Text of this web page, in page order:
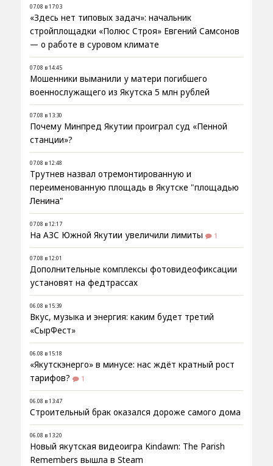
07.08 в 17:03
«Здесь нет типовых задач»: начальник
стройплощадки «Полюс Строя» Евгений Самсонов
— о работе в суровом климате
07.08 в 14:45
Мошенники выманили у матери погибшего
военнослужащего из Якутска 5 млн рублей
07.08 в 13:30
Почему Минпред Якутии проиграл суд «Пенной
станции»?
07.08 в 12:48
Трутнев назвал отремонтированную и
переименованную площадь в Якутске "площадью
Ленина"
07.08 в 12:17
На АЗС Южной Якутии увеличили лимиты 1
07.08 в 12:01
Дополнительные комплексы фотовидеофиксации
установят на федтрассах
06.08 в 15:39
Вкус, музыка и энергия: каким будет третий
«СырФест»
06.08 в 15:18
«Якутскэнерго» в минусе: нас ждёт кратный рост
тарифов?
1
06.08 в 13:47
Строительный брак оказался дороже самого дома
06.08 в 13:20
Новый якутская видеоигра Kindawn: The Parish
Remembers вышла в Steam